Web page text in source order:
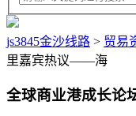
js3845金沙线路 > 贸易
里嘉宾热议——海
全球商业港成长